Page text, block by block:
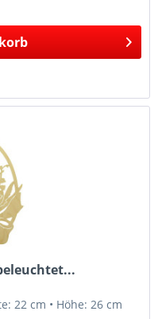
22 cm • Höhe: 26 cm